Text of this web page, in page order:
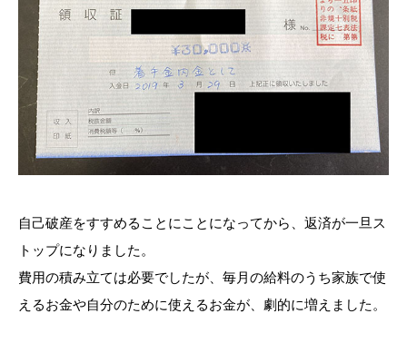
自己破産をすすめることにことになってから、返済が一旦ス
トップになりました。
費用の積み立ては必要でしたが、毎月の給料のうち家族で使
えるお金や自分のために使えるお金が、劇的に増えました。